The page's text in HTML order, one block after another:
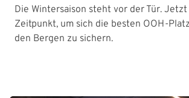
Die Wintersaison steht vor der Tür.
Zeitpunkt, um sich die besten OOH-
den Bergen zu sichern.